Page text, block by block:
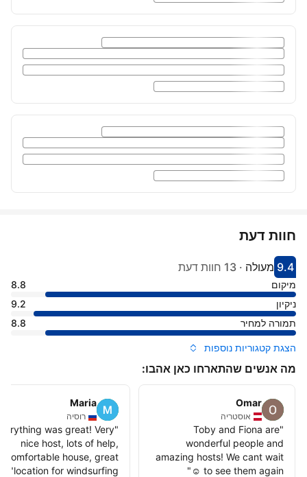
חוות דעת
קיבל ציון 9.4
9.4
הדירוג של מקום אירוח זה: מעולה
מעולה · 13 חוות דעת
מיקום
8.8
ניקיון
9.2
תמורה למחיר
8.8
הצגת קטגוריות נוספות
מה אנשים שהתארחו כאן אהבו:
Omar
אוסטריה
"
Toby and Fiona are
wonderful people and
amazing hosts! We cant wait
to see them again ☺️
"
Maria
רוסיה
"
was great! Very
nice host, lots of help,
comfortable house, great
location for windsurfing
"